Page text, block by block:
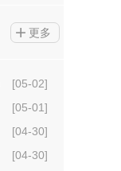
更多
[05-02]
[05-01]
[04-30]
[04-30]